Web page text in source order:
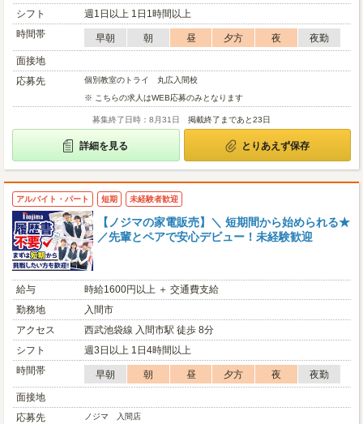
シフト
週1日以上 1日1時間以上
時間帯
早朝 朝 昼 夕方 夜
夜勤
面接地
応募先
個別教室のトライ 丸広入間校
※ こちらの求人はWEB応募のみとなります
募集終了日時：8月31日 掲載終了まであと23日
詳細を見る とりあえず保存
アルバイト・パート 短期 未経験者歓迎
【ノジマの家電販売】＼ 短期間から始められる★
／先輩とペアで安心デビュー！未経験歓迎
給与
時給1600円以上 ＋ 交通費支給
勤務地
入間市
アクセス
西武池袋線 入間市駅 徒歩 8分
シフト
週3日以上 1日4時間以上
時間帯
早朝 朝 昼 夕方 夜
夜勤
面接地
応募先
ノジマ 入間店